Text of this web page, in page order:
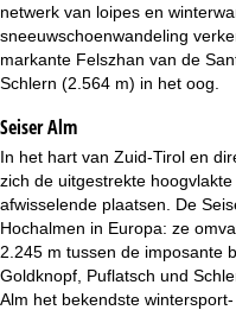
n
a
netwerk van loipes en
sneeuwschoenwandeling
markante Felszhan van de
Schlern (2.564 m) in het oog.
Seiser Alm
In het hart van Zuid-Tirol en
zich de uitgestrekte
afwisselende plaatsen. De
Hochalmen in Europa: ze
2.245 m tussen de imposante
Goldknopf, Puflatsch und
Alm het bekendste